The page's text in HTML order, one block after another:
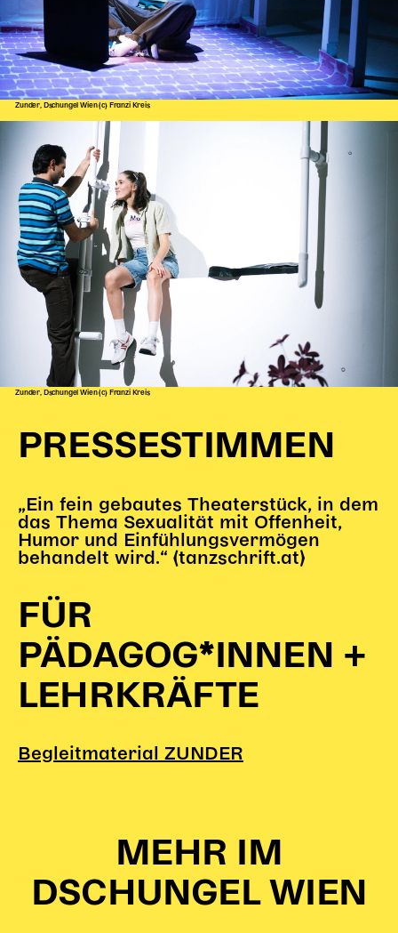
Zunder, Dschungel Wien (c) Franzi Kreis
Zunder, Dschungel Wien (c) Franzi Kreis
PRESSESTIMMEN
„Ein fein gebautes Theaterstück, in dem
das Thema Sexualität mit Offenheit,
Humor und Einfühlungsvermögen
behandelt wird.“ (tanzschrift.at)
FÜR
PÄDAGOG*INNEN +
LEHRKRÄFTE
Begleitmaterial ZUNDER
MEHR IM
DSCHUNGEL WIEN